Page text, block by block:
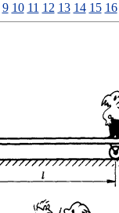
9 10 11 12 13 14 15 16